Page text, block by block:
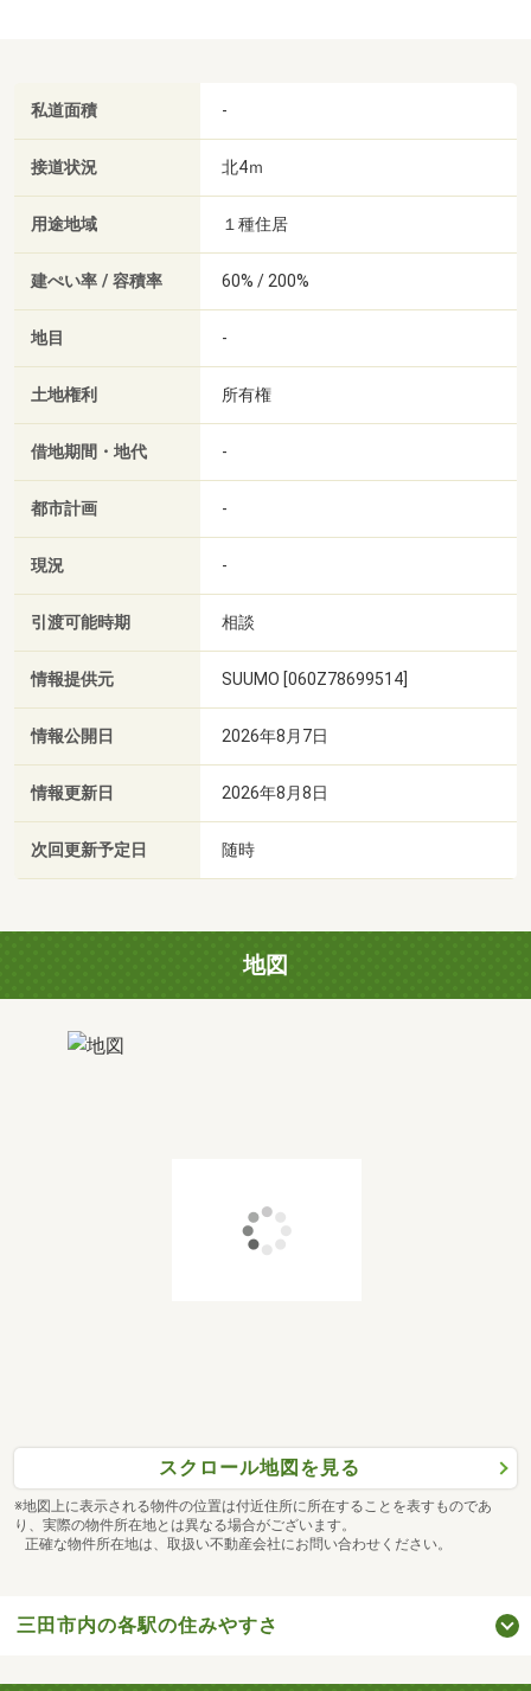
私道面積 -
接道状況 北4ｍ
用途地域 １種住居
建ぺい率 / 容積率 60% / 200%
地目 -
土地権利 所有権
借地期間・地代 -
都市計画 -
現況 -
引渡可能時期 相談
情報提供元 SUUMO [060Z78699514]
情報公開日 2026年8月7日
情報更新日 2026年8月8日
次回更新予定日 随時
地図
スクロール地図を見る
※地図上に表示される物件の位置は付近住所に所在することを表すものであ
り、実際の物件所在地とは異なる場合がございます。
正確な物件所在地は、取扱い不動産会社にお問い合わせください。
三田市内の各駅の住みやすさ